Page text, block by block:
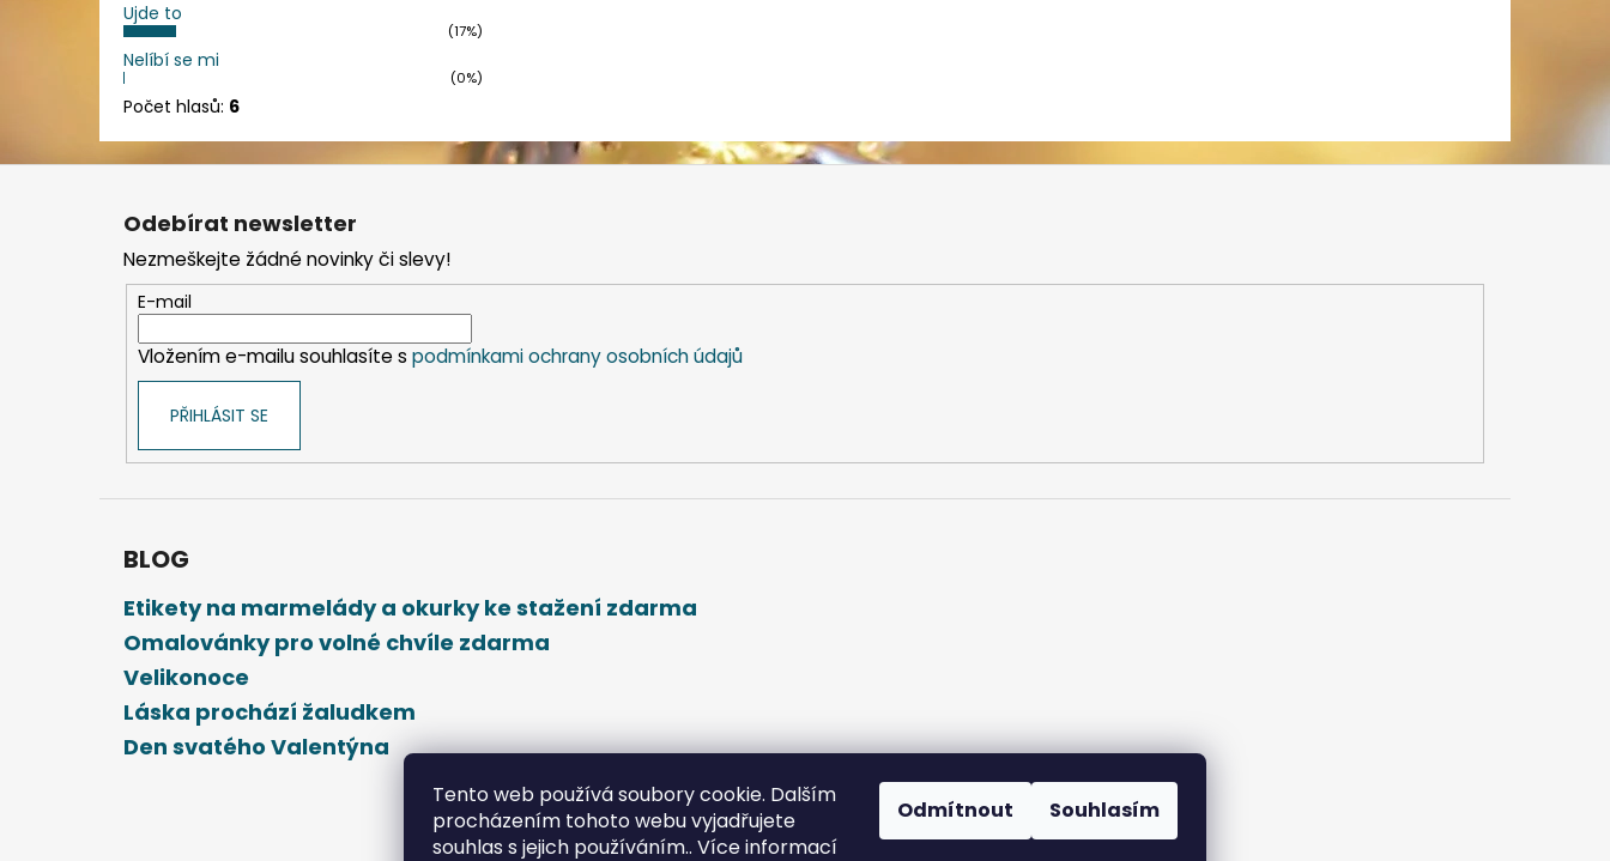
Tento web používá soubory cookie. Dalším
procházením tohoto webu vyjadřujete
souhlas s jejich používáním.. Více informací
Odmítnout Souhlasím
Ujde to
(17%)
Nelíbí se mi
(0%)
Počet hlasů: 6
Z
Odebírat newsletter
Nezmeškejte žádné novinky či slevy!
E-mail
Vložením e-mailu souhlasíte s podmínkami ochrany osobních údajů
PŘIHLÁSIT SE
BLOG
Etikety na marmelády a okurky ke stažení zdarma
Omalovánky pro volné chvíle zdarma
Velikonoce
Láska prochází žaludkem
Den svatého Valentýna